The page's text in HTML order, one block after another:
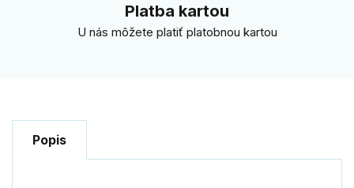
Platba kartou
U nás môžete platiť platobnou kartou
Popis